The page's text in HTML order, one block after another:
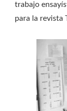
trabajo
para la revista